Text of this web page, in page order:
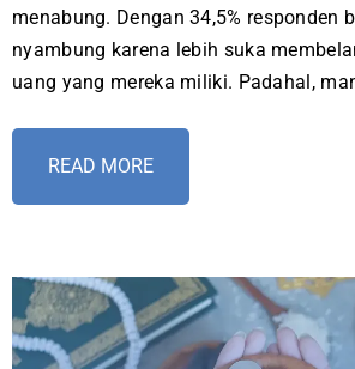
menabung. Dengan 34,5% responden
nyambung karena lebih suka
uang yang mereka miliki. Padahal,
READ MORE